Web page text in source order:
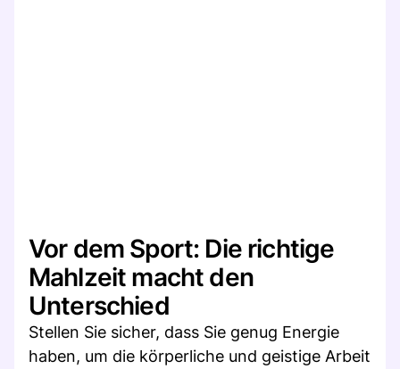
Vor dem Sport: Die richtige
Mahlzeit macht den
Unterschied
Stellen Sie sicher, dass Sie genug Energie
haben, um die körperliche und geistige Arbeit